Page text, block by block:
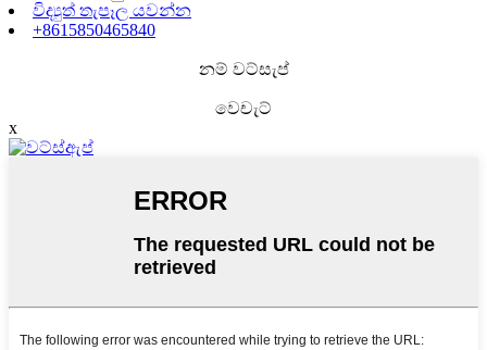
විද්‍යුත් තැපෑල යවන්න
+8615850465840
නම් වට්සැප්
වෙචැට්
x